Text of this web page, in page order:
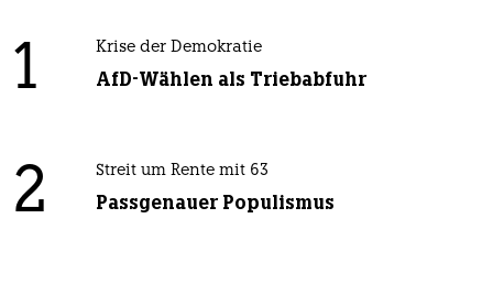
1 Krise der Demokratie
AfD-Wählen als Triebabfuhr
2 Streit um Rente mit 63
Passgenauer Populismus